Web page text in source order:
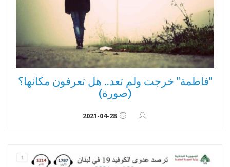
"فاطمة" خرجت ولم تعد.. هل تعرفون مكانها؟
(صورة)
2021-04-28